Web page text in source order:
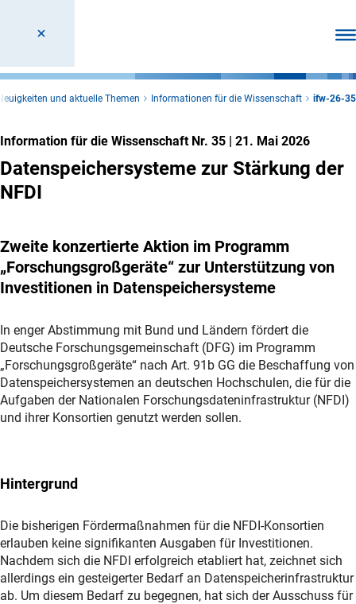
und aktuelle Themen Informationen für die Wissenschaft ifw-26-35
Information für die Wissenschaft Nr. 35 | 21. Mai 2026
Datenspeichersysteme zur Stärkung der
NFDI
Zweite konzertierte Aktion im Programm
„Forschungsgroßgeräte“ zur Unterstützung von
Investitionen in Datenspeichersysteme
In enger Abstimmung mit Bund und Ländern fördert die
Deutsche Forschungsgemeinschaft (DFG) im Programm
„Forschungsgroßgeräte“ nach Art. 91b GG die Beschaffung von
Datenspeichersystemen an deutschen Hochschulen, die für die
Aufgaben der Nationalen Forschungsdateninfrastruktur (NFDI)
und ihrer Konsortien genutzt werden sollen.
Hintergrund
Die bisherigen Fördermaßnahmen für die NFDI-Konsortien
erlauben keine signifikanten Ausgaben für Investitionen.
Nachdem sich die NFDI erfolgreich etabliert hat, zeichnet sich
allerdings ein gesteigerter Bedarf an Datenspeicherinfrastruktur
ab. Um diesem Bedarf zu begegnen, hat sich der Ausschuss für